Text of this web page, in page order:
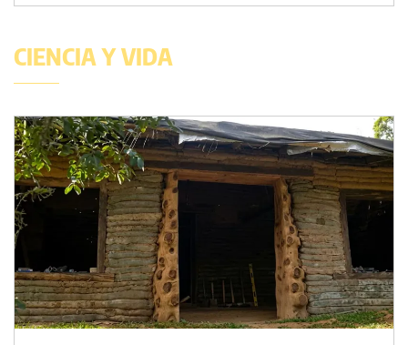
CIENCIA Y VIDA